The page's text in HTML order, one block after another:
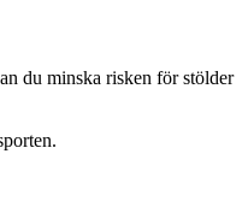
du minska risken för stölder